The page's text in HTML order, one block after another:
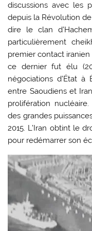
discussions avec les
depuis la Révolution
dire le clan
particulièrement
premier contact iranien
ce dernier fut élu
négociations d’État
entre Saoudiens et
prolifération
des grandes
2015. L’Iran obtint le
pour redémarrer son